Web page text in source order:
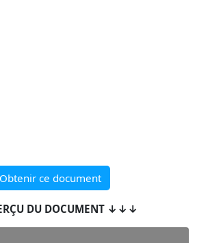
Obtenir ce document
DU DOCUMENT ↓↓↓